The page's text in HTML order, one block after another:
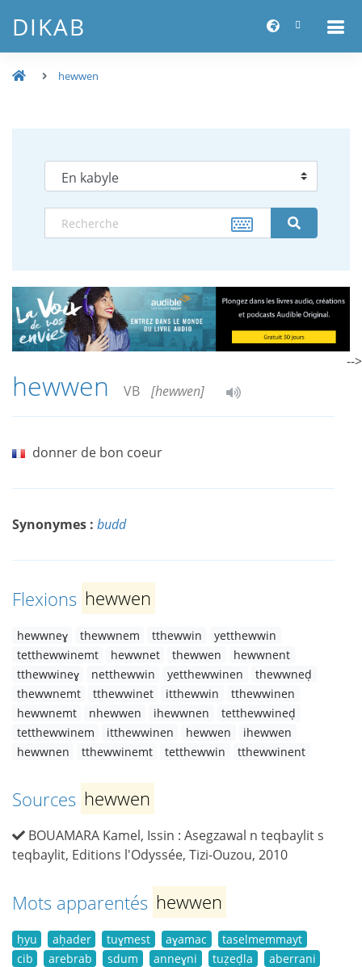
DIKAB
hewwen
hewwen VB [hewwen]
donner de bon coeur
Synonymes : budd
Flexions hewwen
hewwneɣ thewwnem tthewwin
yetthewwin
tetthewwinemt
hewwnet thewwen
hewwnent
tthewwineɣ
netthewwin yetthewwinen
thewwneḍ
thewwnemt
tthewwinet itthewwin
tthewwinen
hewwnemt
nhewwen ihewwnen
tetthewwineḍ
tetthewwinem
itthewwinen hewwen
ihewwen
hewwnen
tthewwinemt tetthewwin tthewwinent
Sources hewwen
BOUAMARA Kamel, Issin : Asegzawal n teqbaylit s
teqbaylit, Editions l'Odyssée, Tizi-Ouzou, 2010
Mots apparentés hewwen
ḥyu aḥader tuɣmest aɣamac
taselmemmayt
cib
arebrab sdum anneɣni tuẓeḍla
aberrani
-->